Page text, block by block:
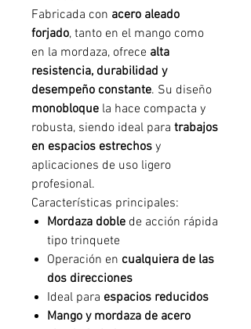
Fabricada con acero aleado
forjado, tanto en el mango como
en la mordaza, ofrece alta
resistencia, durabilidad y
desempeño constante. Su diseño
monobloque la hace compacta y
robusta, siendo ideal para trabajos
en espacios estrechos y
aplicaciones de uso ligero
profesional.
Características principales:
Mordaza doble de acción rápida
tipo trinquete
Operación en cualquiera de las
dos direcciones
Ideal para espacios reducidos
Mango y mordaza de acero